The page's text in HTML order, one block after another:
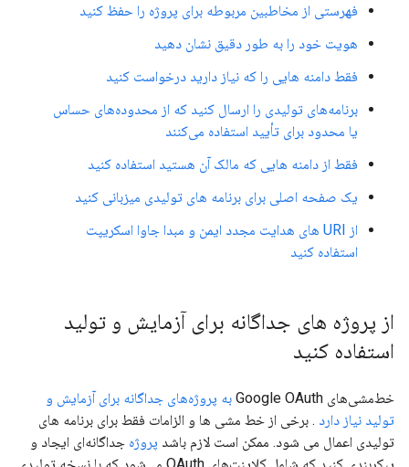
فهرستی از مخاطبین مربوطه برای پروژه را حفظ کنید
هویت خود را به طور دقیق نشان دهید
فقط دامنه هایی را که نیاز دارید درخواست کنید
برنامه‌های تولیدی را ارسال کنید که از محدوده‌های حساس
یا محدود برای تأیید استفاده می‌کنند
فقط از دامنه هایی که مالک آن هستید استفاده کنید
یک صفحه اصلی برای برنامه های تولیدی میزبانی کنید
از URI های هدایت مجدد ایمن و مبدا جاوا اسکریپت
استفاده کنید
از پروژه های جداگانه برای آزمایش و تولید
استفاده کنید
خط‌مشی‌های Google OAuth
به پروژه‌های جداگانه برای آزمایش و
تولید نیاز دارد . برخی از خط مشی ها و الزامات فقط برای برنامه های
تولیدی اعمال می شود. ممکن است لازم باشد پروژه جداگانه‌ای ایجاد و